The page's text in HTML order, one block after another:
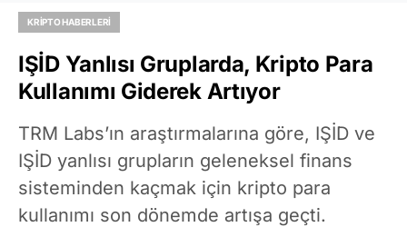
KRIPTO HABERLERI
IŞİD Yanlısı Gruplarda, Kripto Para
Kullanımı Giderek Artıyor
TRM Labs’ın araştırmalarına göre, IŞİD ve
IŞİD yanlısı grupların geleneksel finans
sisteminden kaçmak için kripto para
kullanımı son dönemde artışa geçti.